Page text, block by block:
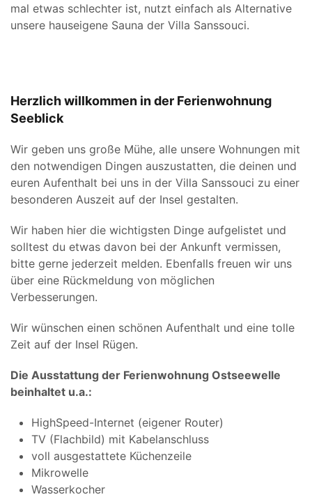
mal etwas schlechter ist, nutzt einfach als Alternative
unsere hauseigene Sauna der Villa Sanssouci.
Herzlich willkommen in der Ferienwohnung
Seeblick
Wir geben uns große Mühe, alle unsere Wohnungen mit
den notwendigen Dingen auszustatten, die deinen und
euren Aufenthalt bei uns in der Villa Sanssouci zu einer
besonderen Auszeit auf der Insel gestalten.
Wir haben hier die wichtigsten Dinge aufgelistet und
solltest du etwas davon bei der Ankunft vermissen,
bitte gerne jederzeit melden. Ebenfalls freuen wir uns
über eine Rückmeldung von möglichen
Verbesserungen.
Wir wünschen einen schönen Aufenthalt und eine tolle
Zeit auf der Insel Rügen.
Die Ausstattung der Ferienwohnung Ostseewelle
beinhaltet u.a.:
HighSpeed-Internet (eigener Router)
TV (Flachbild) mit Kabelanschluss
voll ausgestattete Küchenzeile
Mikrowelle
Wasserkocher